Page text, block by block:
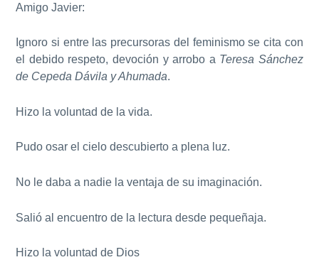
Amigo Javier:
Ignoro si entre las precursoras del feminismo se cita con
el debido respeto, devoción y arrobo a Teresa Sánchez
de Cepeda Dávila y Ahumada.
Hizo la voluntad de la vida.
Pudo osar el cielo descubierto a plena luz.
No le daba a nadie la ventaja de su imaginación.
Salió al encuentro de la lectura desde pequeñaja.
Hizo la voluntad de Dios